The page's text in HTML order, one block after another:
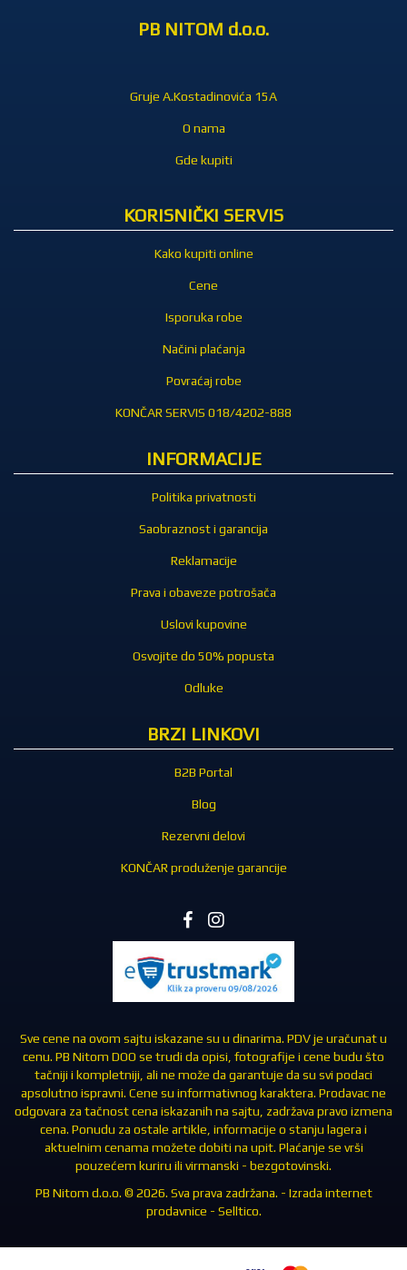
PB NITOM d.o.o.
Gruje A.Kostadinovića 15A
O nama
Gde kupiti
KORISNIČKI SERVIS
Kako kupiti online
Cene
Isporuka robe
Načini plaćanja
Povraćaj robe
KONČAR SERVIS 018/4202-888
INFORMACIJE
Politika privatnosti
Saobraznost i garancija
Reklamacije
Prava i obaveze potrošača
Uslovi kupovine
Osvojite do 50% popusta
Odluke
BRZI LINKOVI
B2B Portal
Blog
Rezervni delovi
KONČAR produženje garancije
Sve cene na ovom sajtu iskazane su u dinarima. PDV je uračunat u
cenu. PB Nitom DOO se trudi da opisi, fotografije i cene budu što
tačniji i kompletniji, ali ne može da garantuje da su svi podaci
apsolutno ispravni. Cene su informativnog karaktera. Prodavac ne
odgovara za tačnost cena iskazanih na sajtu, zadržava pravo izmena
cena. Ponudu za ostale artikle, informacije o stanju lagera i
aktuelnim cenama možete dobiti na upit. Plaćanje se vrši
pouzećem kuriru ili virmanski - bezgotovinski.
PB Nitom d.o.o. © 2026. Sva prava zadržana. - Izrada internet
prodavnice - Selltico.